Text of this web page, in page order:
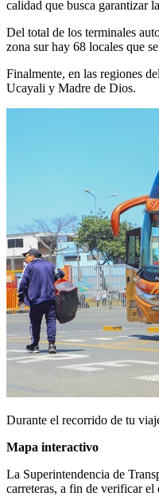
calidad que busca garantizar
Del total de los terminales
zona sur hay 68 locales que
Finalmente, en las regiones
Ucayali y Madre de Dios.
Durante el recorrido de tu
Mapa interactivo
La Superintendencia de
carreteras, a fin de verificar el